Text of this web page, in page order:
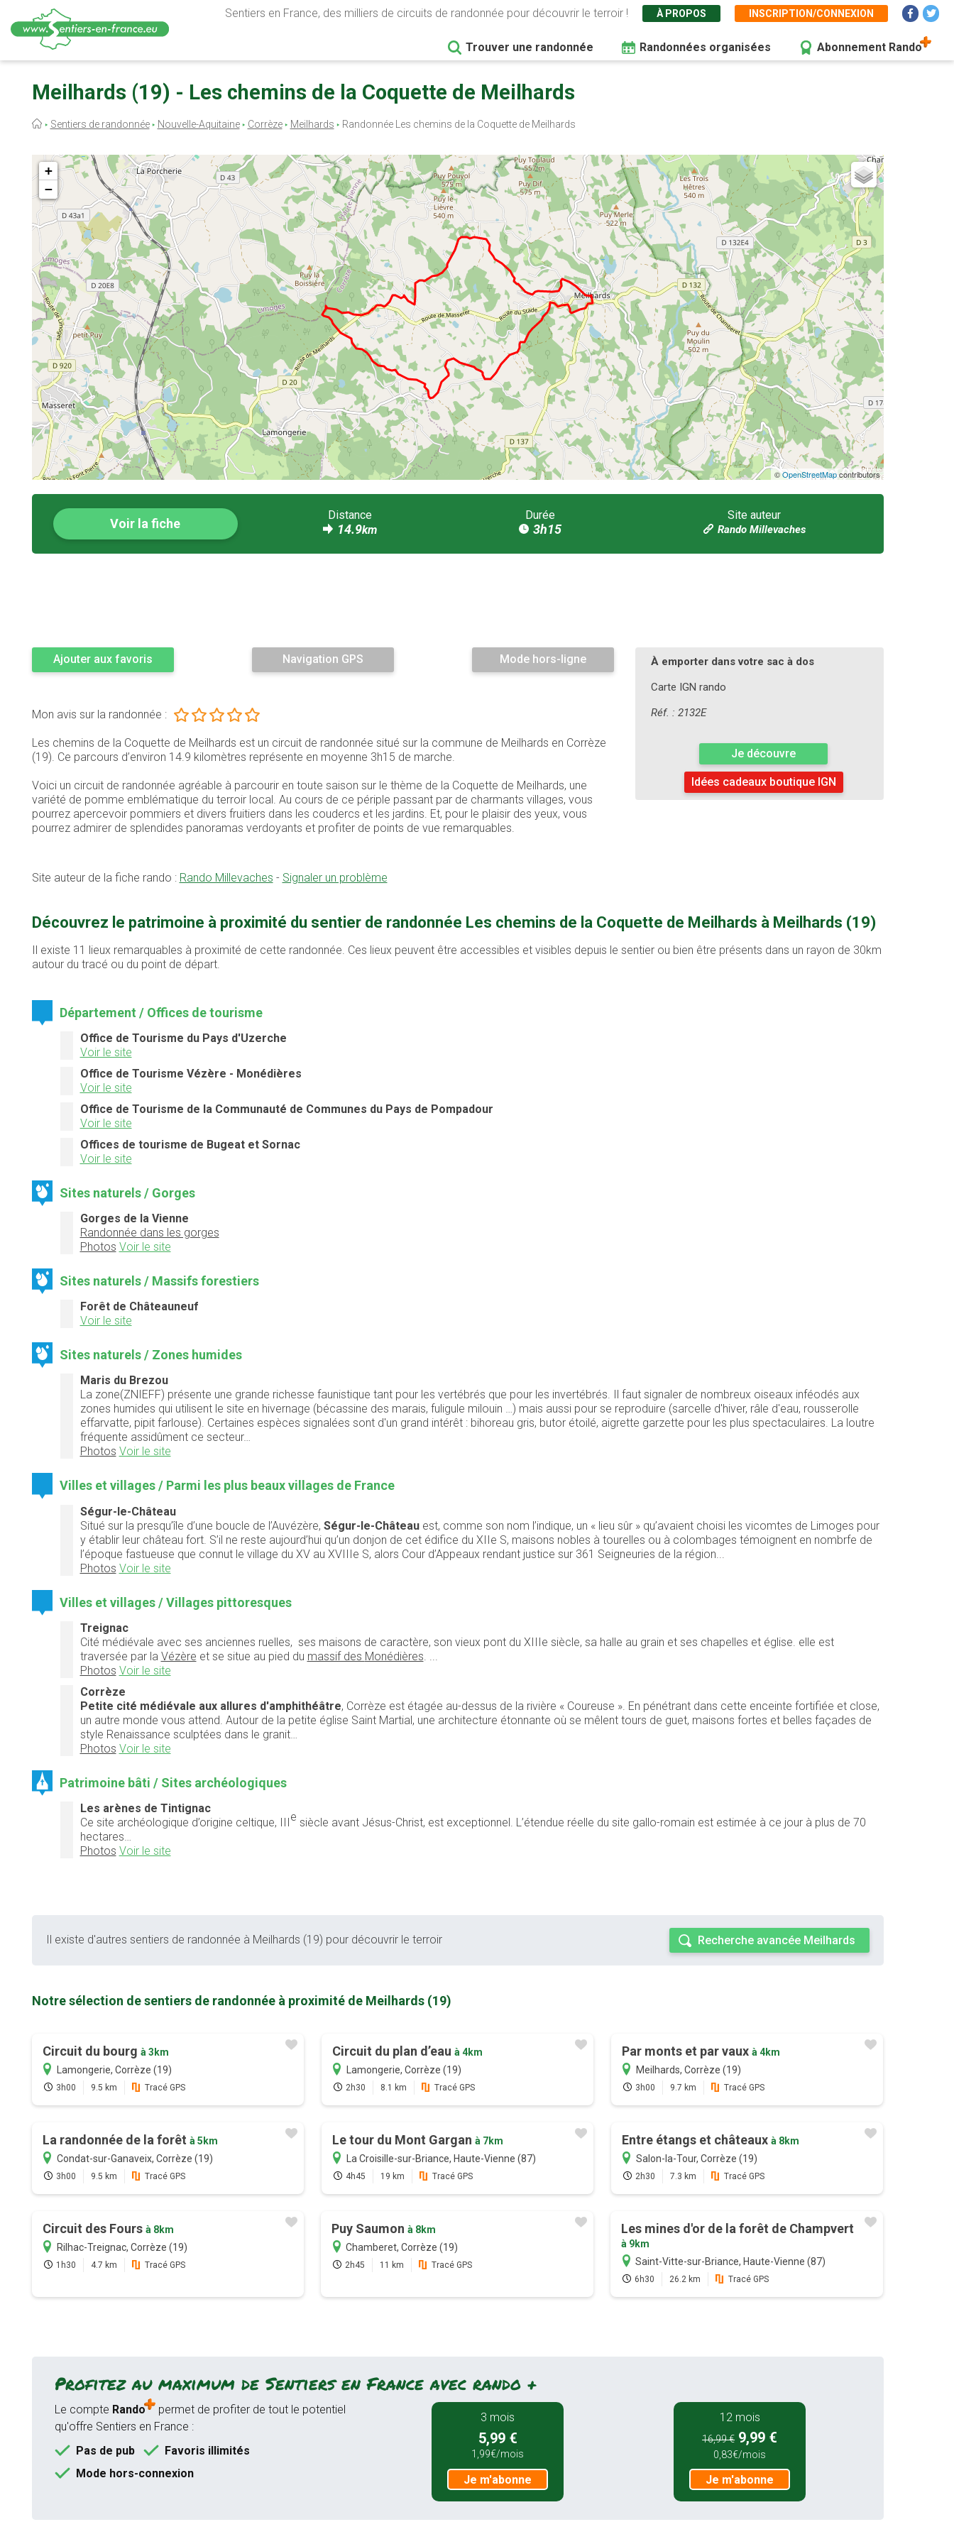
contenu
Sentiers en France, des milliers de circuits de randonnée pour découvrir le terroir ! À PROPOS INSCRIPTION/CONNEXION
Trouver une randonnée Randonnées organisées Abonnement Rando
Meilhards (19) - Les chemins de la Coquette de Meilhards
Fil
Sentiers de randonnée Nouvelle-Aquitaine Corrèze Meilhards Randonnée Les chemins de la Coquette de Meilhards
+
−
©OpenStreetMapcontributors
Voir la fiche
Distance
14.9km
Durée
3h15
Site auteur
Rando Millevaches
Ajouter aux favoris Navigation GPS Mode hors-ligne
Mon avis sur la randonnée :
Les chemins de la Coquette de Meilhards est un circuit de randonnée situé sur la commune de Meilhards en Corrèze
(19). Ce parcours d’environ 14.9 kilomètres représente en moyenne 3h15 de marche.
Voici un circuit de randonnée agréable à parcourir en toute saison sur le thème de la Coquette de Meilhards, une
variété de pomme emblématique du terroir local. Au cours de ce périple passant par de charmants villages, vous
pourrez apercevoir pommiers et divers fruitiers dans les coudercs et les jardins. Et, pour le plaisir des yeux, vous
pourrez admirer de splendides panoramas verdoyants et profiter de points de vue remarquables.
Site auteur de la fiche rando : Rando Millevaches - Signaler un problème
À emporter dans votre sac à dos
Carte IGN rando
Réf. : 2132E
Je découvre
Idées cadeaux boutique IGN
Découvrez le patrimoine à proximité du sentier de randonnée Les chemins de la Coquette de Meilhards à Meilhards (19)
Il existe 11 lieux remarquables à proximité de cette randonnée. Ces lieux peuvent être accessibles et visibles depuis le sentier ou bien être présents dans un rayon de 30km
autour du tracé ou du point de départ.
Département / Offices de tourisme
Office de Tourisme du Pays d'Uzerche
Voir le site
Office de Tourisme Vézère - Monédières
Voir le site
Office de Tourisme de la Communauté de Communes du Pays de Pompadour
Voir le site
Offices de tourisme de Bugeat et Sornac
Voir le site
Sites naturels / Gorges
Gorges de la Vienne
Randonnée dans les gorges
Photos Voir le site
Sites naturels / Massifs forestiers
Forêt de Châteauneuf
Voir le site
Sites naturels / Zones humides
Maris du Brezou
La zone(ZNIEFF) présente une grande richesse faunistique tant pour les vertébrés que pour les invertébrés. Il faut signaler de nombreux oiseaux inféodés aux
zones humides qui utilisent le site en hivernage (bécassine des marais, fuligule milouin …) mais aussi pour se reproduire (sarcelle d'hiver, râle d'eau, rousserolle
effarvatte, pipit farlouse). Certaines espèces signalées sont d'un grand intérêt : bihoreau gris, butor étoilé, aigrette garzette pour les plus spectaculaires. La loutre
fréquente assidûment ce secteur…
Photos Voir le site
Villes et villages / Parmi les plus beaux villages de France
Ségur-le-Château
Situé sur la presqu’île d’une boucle de l’Auvézère, Ségur-le-Châteauest, comme son nom l’indique, un « lieu sûr » qu’avaient choisi les vicomtes de Limoges pour
y établir leur château fort. S’il ne reste aujourd’hui qu’un donjon de cet édifice du XIIe S, maisons nobles à tourelles ou à colombages témoignent en nombrfe de
l’époque fastueuse que connut le village du XV au XVIIIe S, alors Cour d’Appeaux rendant justice sur 361 Seigneuries de la région...
Photos Voir le site
Villes et villages / Villages pittoresques
Treignac
Cité médiévale avec ses anciennes ruelles, ses maisons de caractère, son vieux pont du XIIIe siècle, sa halle au grain et ses chapelles et église. elle est
traversée par la Vézère et se situe au pied du massif des Monédières
Photos Voir le site
Corrèze
Petite cité médiévale aux allures d'amphithéâtre, Corrèze est étagée au-dessus de la rivière « Coureuse ». En pénétrant dans cette enceinte fortifiée et close,
un autre monde vous attend. Autour de la petite église Saint Martial, une architecture étonnante où se mêlent tours de guet, maisons fortes et belles façades de
style Renaissance sculptées dans le granit…
Photos Voir le site
Patrimoine bâti / Sites archéologiques
Les arènes de Tintignac
Ce site archéologique d’origine celtique, IIIe siècle avant Jésus-Christ, est exceptionnel. L’étendue réelle du site gallo-romain est estimée à ce jour à plus de 70
hectares…
Photos Voir le site
Il existe d'autres sentiers de randonnée à Meilhards (19) pour découvrir le terroir Recherche avancée Meilhards
Notre sélection de sentiers de randonnée à proximité de Meilhards (19)
Circuit du bourg à 3km
Lamongerie, Corrèze (19)
3h00 9.5 km Tracé GPS
Circuit du plan d’eau à 4km
Lamongerie, Corrèze (19)
2h30 8.1 km Tracé GPS
Par monts et par vaux à 4km
Meilhards, Corrèze (19)
3h00 9.7 km Tracé GPS
La randonnée de la forêt à 5km
Condat-sur-Ganaveix, Corrèze (19)
3h00 9.5 km Tracé GPS
Le tour du Mont Gargan à 7km
La Croisille-sur-Briance, Haute-Vienne (87)
4h45 19 km Tracé GPS
Entre étangs et châteaux à 8km
Salon-la-Tour, Corrèze (19)
2h30 7.3 km Tracé GPS
Circuit des Fours à 8km
Rilhac-Treignac, Corrèze (19)
1h30 4.7 km Tracé GPS
Puy Saumonà 8km
Chamberet, Corrèze (19)
2h45 11 km Tracé GPS
Les mines d'or de la forêt de Champvert
à 9km
Saint-Vitte-sur-Briance, Haute-Vienne (87)
6h30 26.2 km Tracé GPS
Profitez au maximum de Sentiers en France avec rando +
Le compte Rando
permet de profiter de tout le potentiel
qu'offre Sentiers en France :
Pas de pub
Favoris illimités
Mode hors-connexion
3 mois
5,99 €
1,99€/mois
Je m'abonne
12 mois
16,99 € 9,99 €
0,83€/mois
Je m'abonne